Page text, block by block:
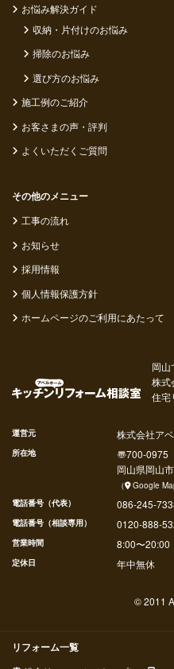
お悩み解決ガイド
収納・片付けのお悩み
掃除のお悩み
選び方のお悩み
施工例のご紹介
お客さまの声・評判
よくいただくご質問
その他のメニュー
工事の流れ
お知らせ
採用情報
個人情報保護方針
ホームページのご利用にあたって
岡山
株式
住宅
運営元 株式会社ア
所在地 〠700-0975
岡山県岡山
（ Google
電話番号（代表）
086-245-
電話番号（相談専用） 0120-888-
営業時間 8:00〜20:00
定休日 年中無休
© 2011
リフォーム一覧